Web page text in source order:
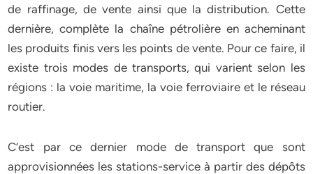
de raffinage, de vente ainsi que la distribution. Cette
dernière, complète la chaîne pétrolière en acheminant
les produits finis vers les points de vente. Pour ce faire, il
existe trois modes de transports, qui varient selon les
régions : la voie maritime, la voie ferroviaire et le réseau
routier.
C’est par ce dernier mode de transport que sont
approvisionnées les stations-service à partir des dépôts